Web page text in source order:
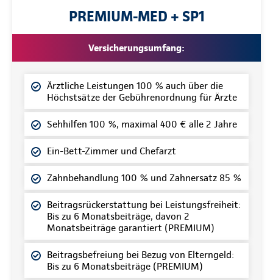
PREMIUM-MED + SP1
Versicherungsumfang:
Ärztliche Leistungen 100 % auch über die
Höchstsätze der Gebührenordnung für Ärzte
Sehhilfen 100 %, maximal 400 € alle 2 Jahre
Ein-Bett-Zimmer und Chefarzt
Zahnbehandlung 100 % und Zahnersatz 85 %
Beitragsrückerstattung bei Leistungsfreiheit:
Bis zu 6 Monatsbeiträge, davon 2
Monatsbeiträge garantiert (PREMIUM)
Beitragsbefreiung bei Bezug von Elterngeld:
Bis zu 6 Monatsbeiträge (PREMIUM)